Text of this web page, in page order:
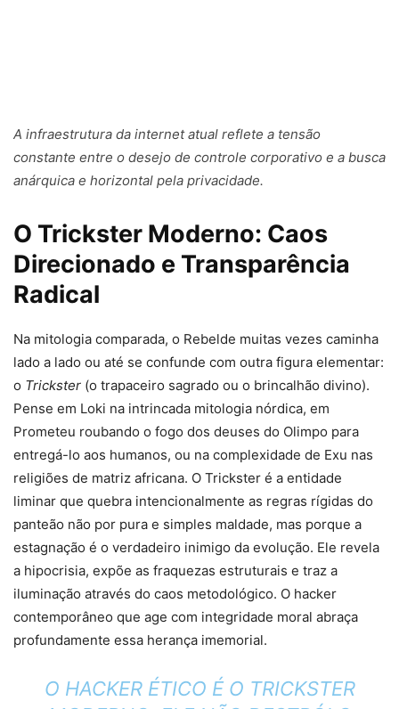
A infraestrutura da internet atual reflete a tensão
constante entre o desejo de controle corporativo e a busca
anárquica e horizontal pela privacidade.
O Trickster Moderno: Caos
Direcionado e Transparência
Radical
Na mitologia comparada, o Rebelde muitas vezes caminha
lado a lado ou até se confunde com outra figura elementar:
o Trickster (o trapaceiro sagrado ou o brincalhão divino).
Pense em Loki na intrincada mitologia nórdica, em
Prometeu roubando o fogo dos deuses do Olimpo para
entregá-lo aos humanos, ou na complexidade de Exu nas
religiões de matriz africana. O Trickster é a entidade
liminar que quebra intencionalmente as regras rígidas do
panteão não por pura e simples maldade, mas porque a
estagnação é o verdadeiro inimigo da evolução. Ele revela
a hipocrisia, expõe as fraquezas estruturais e traz a
iluminação através do caos metodológico. O hacker
contemporâneo que age com integridade moral abraça
profundamente essa herança imemorial.
O HACKER ÉTICO É O TRICKSTER